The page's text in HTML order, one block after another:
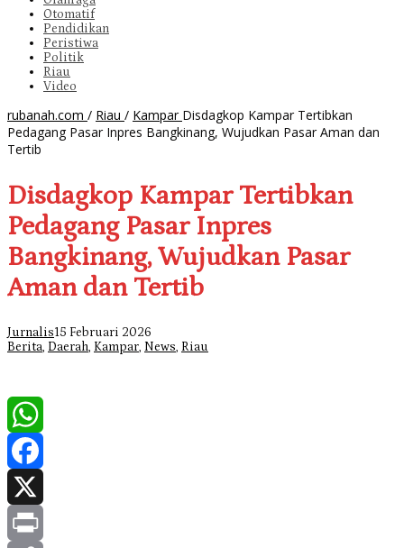
Otomatif
Pendidikan
Peristiwa
Politik
Riau
Video
rubanah.com / Riau / Kampar Disdagkop Kampar Tertibkan
Pedagang Pasar Inpres Bangkinang, Wujudkan Pasar Aman dan
Tertib
Disdagkop Kampar Tertibkan
Pedagang Pasar Inpres
Bangkinang, Wujudkan Pasar
Aman dan Tertib
Jurnalis15 Februari 2026
Berita, Daerah, Kampar, News, Riau
WhatsApp
Facebook
X